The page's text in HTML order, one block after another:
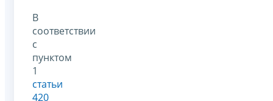
В
соответствии
с
пунктом
1
статьи
420